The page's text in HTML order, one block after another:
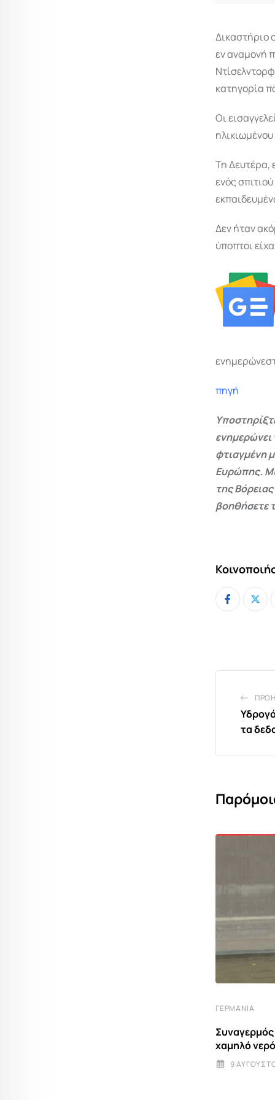
Δικαστήριο
εν αναμονή
κατηγορία
Οι
Τη Δευτέρα,
ενός
Δεν ήταν
ύποπτοι
πηγή
ενημερώνει
φτιαγμένη
Ευρώπης.
της
βοηθήσετε
τα
ΓΕΡΜΑΝΊΑ
Συναγερμός
χαμηλό
9